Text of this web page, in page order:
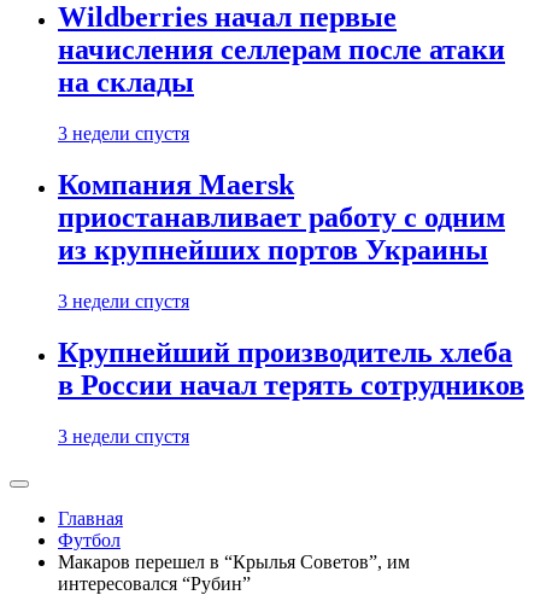
Wildberries начал первые
начисления селлерам после атаки
на склады
3 недели спустя
Компания Maersk
приостанавливает работу с одним
из крупнейших портов Украины
3 недели спустя
Крупнейший производитель хлеба
в России начал терять сотрудников
3 недели спустя
Главная
Футбол
Макаров перешел в “Крылья Советов”, им
интересовался “Рубин”